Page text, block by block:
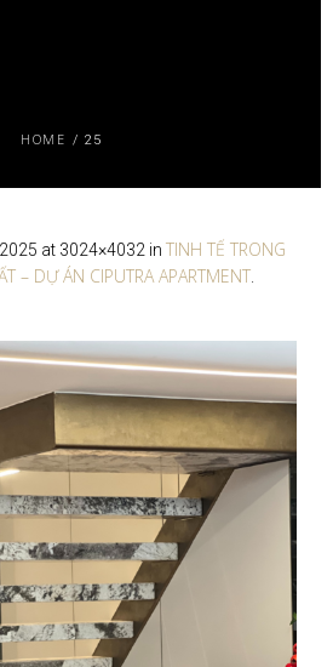
HOME / 25
at 3024×4032 in TINH TẾ TRONG
– DỰ ÁN CIPUTRA APARTMENT.